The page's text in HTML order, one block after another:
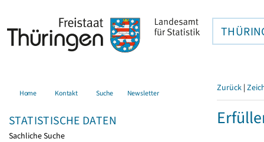
Home Kontakt Suche Newsletter
STATISTISCHE DATEN
Sachliche Suche
Zurück |